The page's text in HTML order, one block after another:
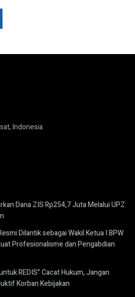
Indonesia
Dana ZIS Rp254,7 Juta Melalui UPZ
Dilantik sebagai Wakil Ketua I BPW
Profesionalisme dan Pengabdian
REDIS” Cacat Hukum, Jangan
Korban Kebijakan